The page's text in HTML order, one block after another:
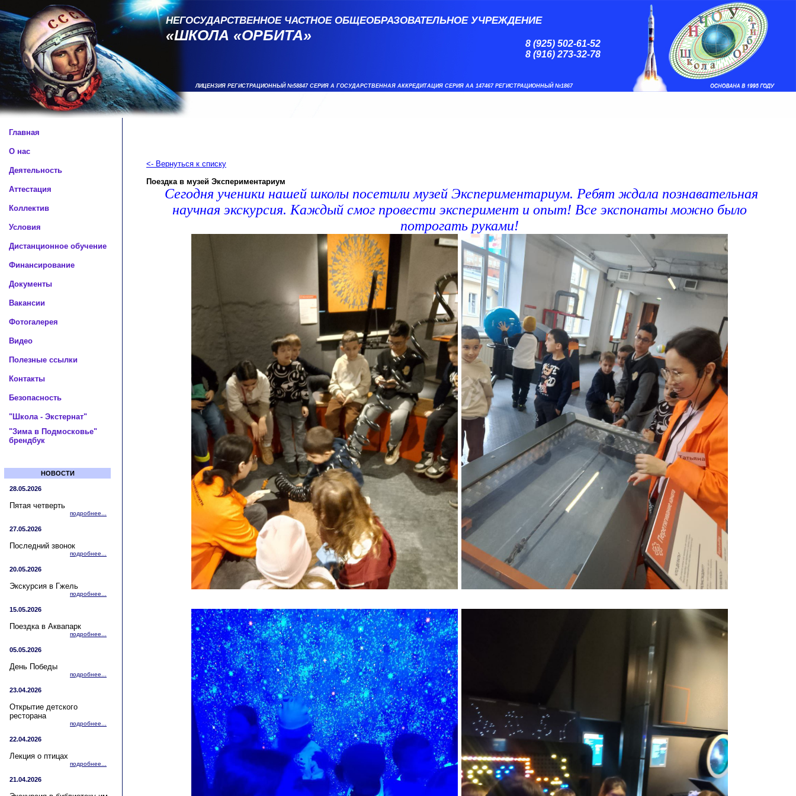
НЕГОСУДАРСТВЕННОЕ ЧАСТНОЕ ОБЩЕОБРАЗОВАТЕЛЬНОЕ УЧРЕЖДЕНИЕ
«ШКОЛА «ОРБИТА»
ЛИЦЕНЗИЯ РЕГИСТРАЦИОННЫЙ №58847 СЕРИЯ А ГОСУДАРСТВЕННАЯ АККРЕДИТАЦИЯ СЕРИЯ АА 147467 РЕГИСТРАЦИОННЫЙ №1867
8 (925) 502-61-52
8 (916) 273-32-78
Главная
О нас
Деятельность
Аттестация
Коллектив
Условия
Дистанционное обучение
Финансирование
Документы
Вакансии
Фотогалерея
Видео
Полезные ссылки
Контакты
Безопасность
"Школа - Экстернат"
"Зима в Подмосковье"
брендбук
НОВОСТИ
28.05.2026
Пятая четверть
подробнее...
27.05.2026
Последний звонок
подробнее...
20.05.2026
Экскурсия в Гжель
подробнее...
15.05.2026
Поездка в Аквапарк
подробнее...
05.05.2026
День Победы
подробнее...
23.04.2026
Открытие детского
ресторана
подробнее...
22.04.2026
Лекция о птицах
подробнее...
21.04.2026
<- Вернуться к списку
Поездка в музей Экспериментариум
Сегодня ученики нашей школы посетили музей Экспериментариум. Ребят ждала познавательная
научная экскурсия. Каждый смог провести эксперимент и опыт! Все экспонаты можно было
потрогать руками!